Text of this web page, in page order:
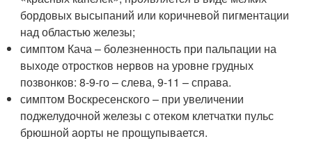
бордовых высыпаний или коричневой пигментации
над областью железы;
симптом Кача – болезненность при пальпации на
выходе отростков нервов на уровне грудных
позвонков: 8-9-го – слева, 9-11 – справа.
симптом Воскресенского – при увеличении
поджелудочной железы с отеком клетчатки пульс
брюшной аорты не прощупывается.